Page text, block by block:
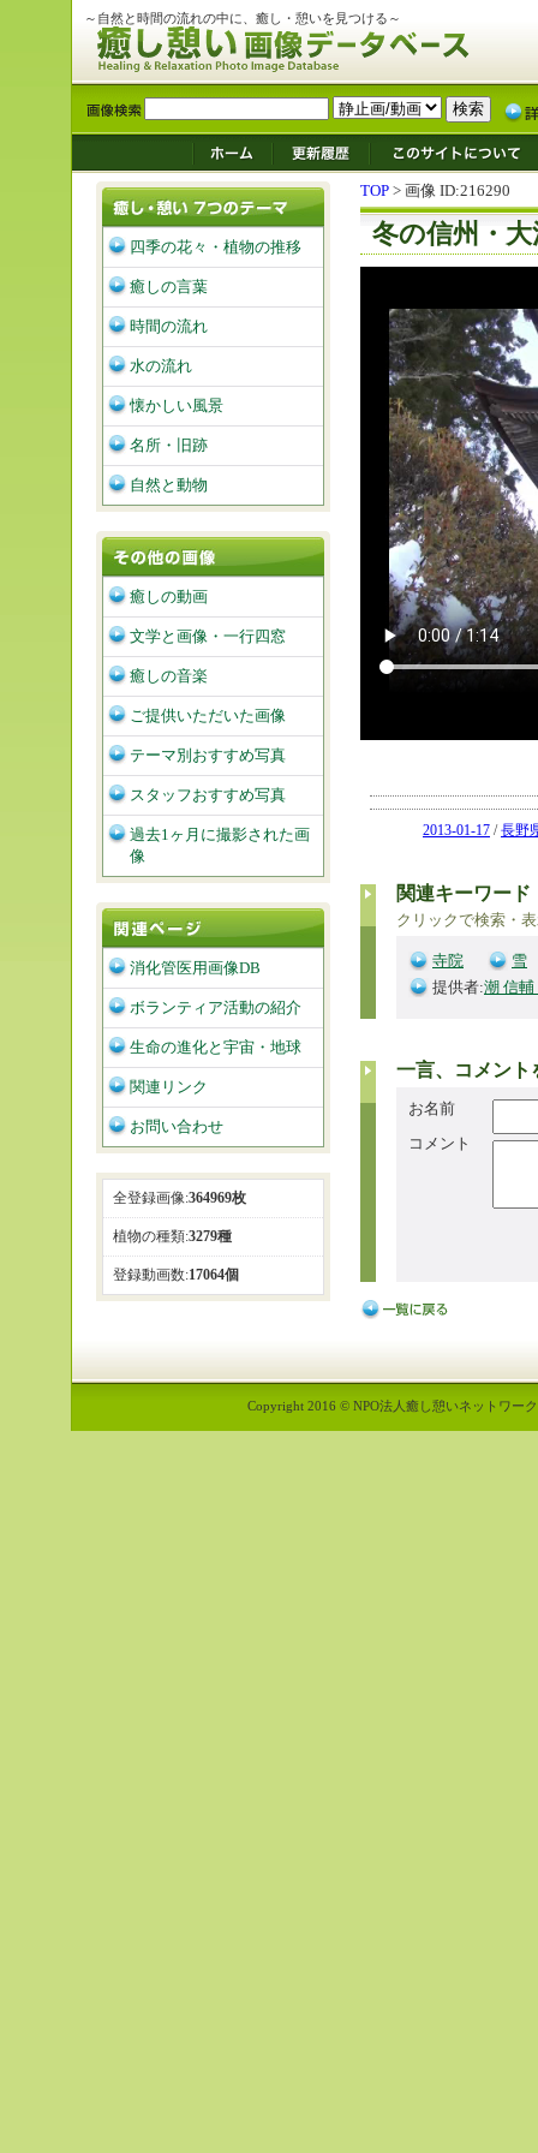
～自然と時間の流れの中に、癒し・憩いを見つける～
TOP > 画像 ID:216290
冬の信州・
2013-01-17 /長野
関連キーワード
クリックで検索・
寺院
雪
提供者:潮 信
一言、コメント
お名前
コメント
四季の花々・植物の推移
癒しの言葉
時間の流れ
水の流れ
懐かしい風景
名所・旧跡
自然と動物
癒しの動画
文学と画像・一行四窓
癒しの音楽
ご提供いただいた画像
テーマ別おすすめ写真
スタッフおすすめ写真
過去1ヶ月に撮影された画
像
消化管医用画像DB
ボランティア活動の紹介
生命の進化と宇宙・地球
関連リンク
お問い合わせ
全登録画像:364969枚
植物の種類:3279種
登録動画数:17064個
Copyright 2016 © NPO法人癒し憩いネットワー